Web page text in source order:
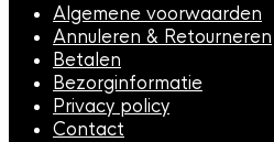
Algemene voorwaarden
Annuleren & Retourneren
Betalen
Bezorginformatie
Privacy policy
Contact